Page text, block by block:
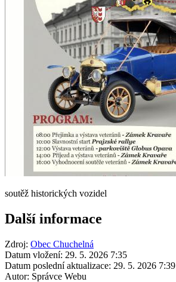
soutěž historických vozidel
Další informace
Zdroj: Obec Chuchelná
Datum vložení: 29. 5. 2026 7:35
Datum poslední aktualizace: 29. 5. 2026 7:39
Autor: Správce Webu